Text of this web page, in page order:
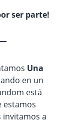
ser parte!
Una
en un
está
estamos
invitamos a